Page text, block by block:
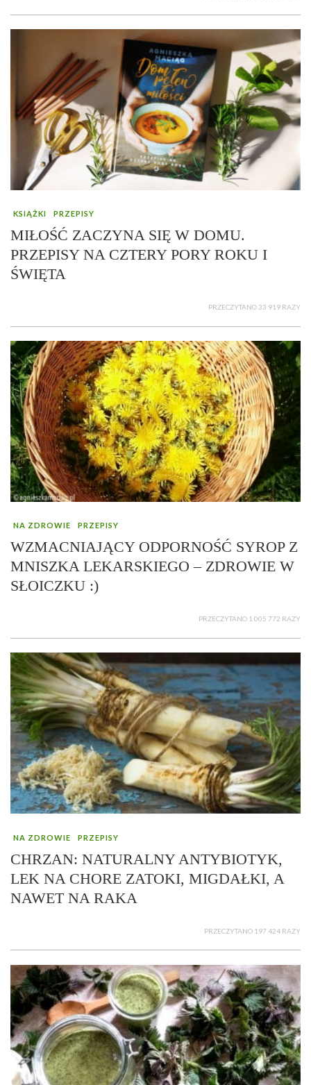
KSIĄŻKI PRZEPISY
MIŁOŚĆ ZACZYNA SIĘ W DOMU.
PRZEPISY NA CZTERY PORY ROKU I
ŚWIĘTA
PRZECZYTANO 33 919 RAZY
NA ZDROWIE PRZEPISY
WZMACNIAJĄCY ODPORNOŚĆ SYROP Z
MNISZKA LEKARSKIEGO – ZDROWIE W
SŁOICZKU :)
PRZECZYTANO 1 005 772 RAZY
NA ZDROWIE PRZEPISY
CHRZAN: NATURALNY ANTYBIOTYK,
LEK NA CHORE ZATOKI, MIGDAŁKI, A
NAWET NA RAKA
PRZECZYTANO 197 424 RAZY